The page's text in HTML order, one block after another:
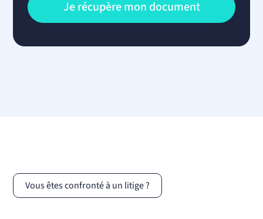
Vous êtes confronté à un litige ?